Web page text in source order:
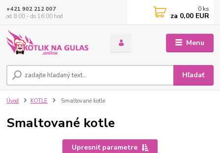
Menu
Hľadať
+421 902 212 007
od 8:00 - do 16:00 hod
0 ks
za 0,00 EUR
Úvod KOTLE Smaltované kotle
Smaltované kotle
Upresniť parametre